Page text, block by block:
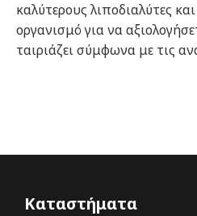
καλύτερους λιποδιαλύτες
οργανισμό για να
ταιριάζει σύμφωνα με τις
Καταστήματα